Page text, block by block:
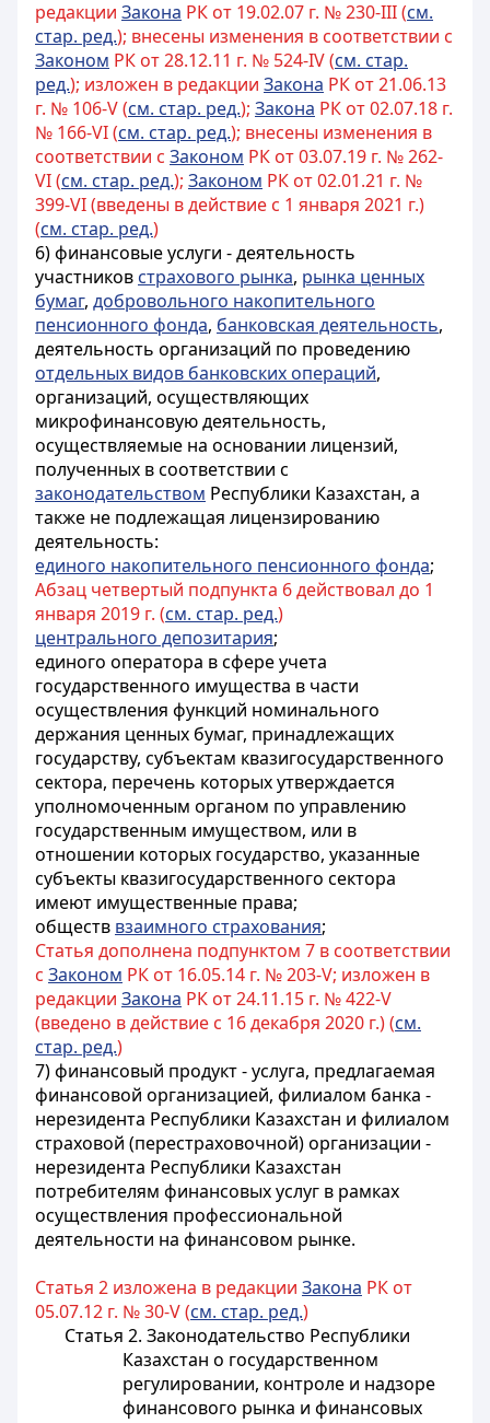
редакции Закона РК от 19.02.07 г. № 230-III (см.
стар. ред.); внесены изменения в соответствии с
Законом РК от 28.12.11 г. № 524-IV (см. стар.
ред.); изложен в редакции Закона РК от 21.06.13
г. № 106-V (см. стар. ред.); Закона РК от 02.07.18 г.
№ 166-VI (см. стар. ред.); внесены изменения в
соответствии с Законом РК от 03.07.19 г. № 262-
VI (см. стар. ред.); Законом РК от 02.01.21 г. №
399-VI (введены в действие с 1 января 2021 г.)
(см. стар. ред.)
6) финансовые услуги - деятельность
участников страхового рынка, рынка ценных
бумаг, добровольного накопительного
пенсионного фонда, банковская деятельность,
деятельность организаций по проведению
отдельных видов банковских операций,
организаций, осуществляющих
микрофинансовую деятельность,
осуществляемые на основании лицензий,
полученных в соответствии с
законодательством Республики Казахстан, а
также не подлежащая лицензированию
деятельность:
единого накопительного пенсионного фонда;
Абзац четвертый подпункта 6 действовал до 1
января 2019 г. (см. стар. ред.)
центрального депозитария;
единого оператора в сфере учета
государственного имущества в части
осуществления функций номинального
держания ценных бумаг, принадлежащих
государству, субъектам квазигосударственного
сектора, перечень которых утверждается
уполномоченным органом по управлению
государственным имуществом, или в
отношении которых государство, указанные
субъекты квазигосударственного сектора
имеют имущественные права;
обществ взаимного страхования;
Статья дополнена подпунктом 7 в соответствии
с Законом РК от 16.05.14 г. № 203-V; изложен в
редакции Закона РК от 24.11.15 г. № 422-V
(введено в действие с 16 декабря 2020 г.) (см.
стар. ред.)
7)финансовый продукт - услуга, предлагаемая
финансовой организацией, филиалом банка -
нерезидента Республики Казахстан и филиалом
страховой (перестраховочной) организации -
нерезидента Республики Казахстан
потребителям финансовых услуг в рамках
осуществления профессиональной
деятельности на финансовом рынке.
Статья 2 изложена в редакции Закона РК от
05.07.12 г. № 30-V (см. стар. ред.)
Статья 2. Законодательство Республики
Казахстан о государственном
регулировании, контроле и надзоре
финансового рынка и финансовых